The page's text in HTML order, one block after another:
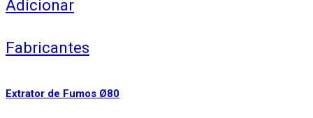
Adicionar
Fabricantes
Extrator de Fumos Ø80